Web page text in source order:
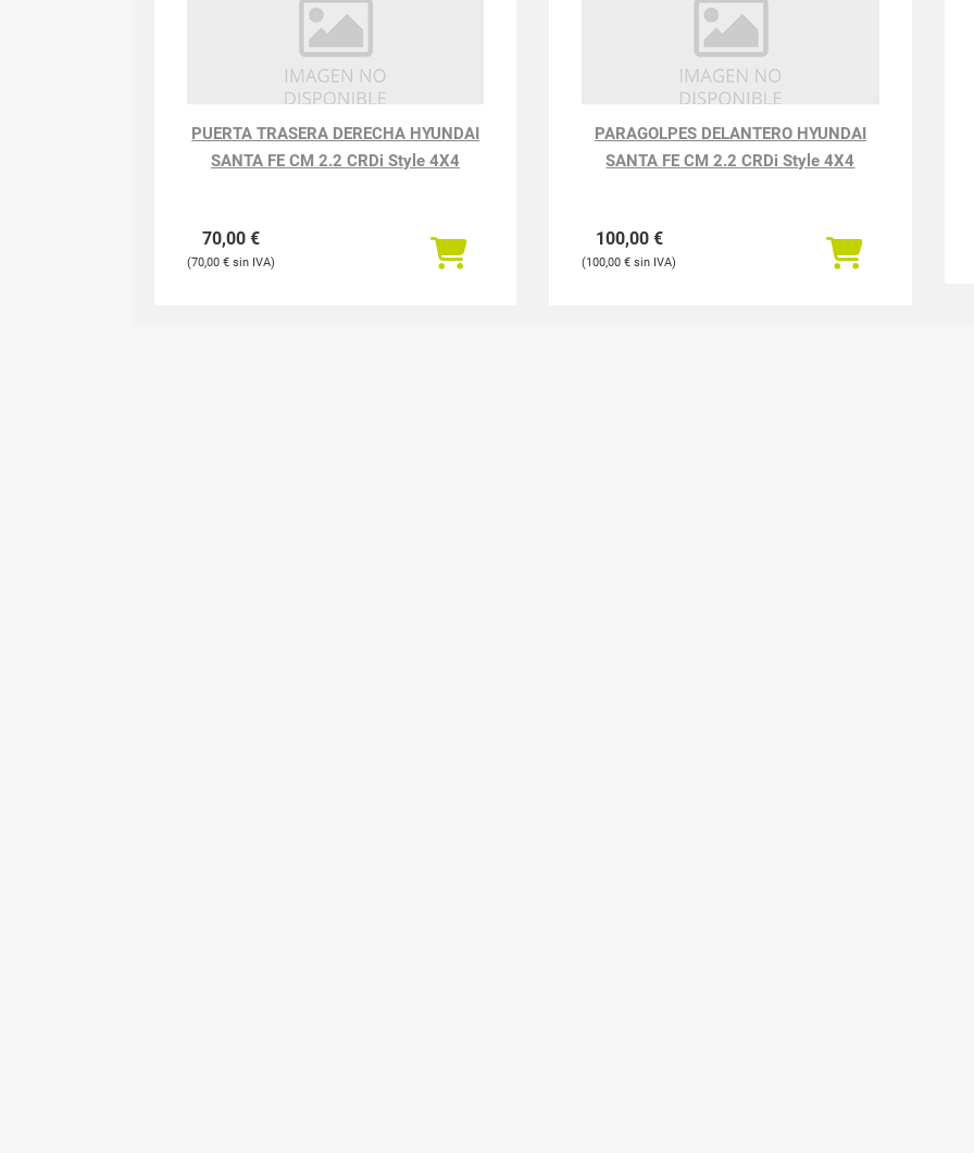
PUERTA TRASERA DERECHA HYUNDAI
SANTA FE CM 2.2 CRDi Style 4X4
70,00 €
70,00 €
PARAGOLPES DELANTERO HYUNDAI
SANTA FE CM 2.2 CRDi Style 4X4
100,00 €
100,00€